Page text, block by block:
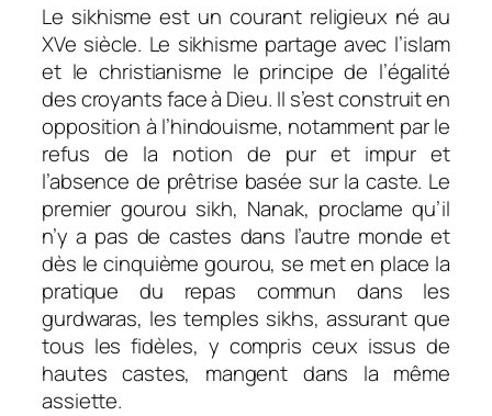
Le sikhisme est un courant religieux né au
XVe siècle. Le sikhisme partage avec l’islam
et le christianisme le principe de l’égalité
des croyants face à Dieu. Il s’est construit en
opposition à l’hindouisme, notamment par le
refus de la notion de pur et impur et
l’absence de prêtrise basée sur la caste. Le
premier gourou sikh, Nanak, proclame qu’il
n’y a pas de castes dans l’autre monde et
dès le cinquième gourou, se met en place la
pratique du repas commun dans les
gurdwaras, les temples sikhs, assurant que
tous les fidèles, y compris ceux issus de
hautes castes, mangent dans la même
assiette.